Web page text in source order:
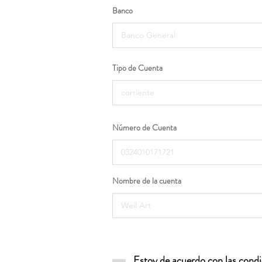
Banco
Tipo de Cuenta
Número de Cuenta
Nombre de la cuenta